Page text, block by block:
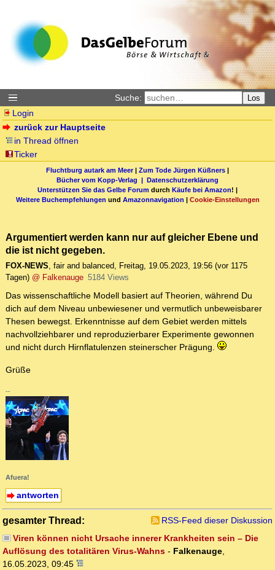
Suche: Los
Login
zurück zur Hauptseite
in Thread öffnen
Ticker
Fluchtburg autark am Meer| Zum Tode Jürgen Küßners |
Bücher vom Kopp-Verlag | Datenschutzerklärung
Unterstützen Sie das Gelbe Forum durch Käufe bei Amazon! |
Weitere Buchempfehlungen und Amazonnavigation | Cookie-Einstellungen
Argumentiert werden kann nur auf gleicher Ebene und
die ist nicht gegeben.
FOX-NEWS, fair and balanced, Freitag, 19.05.2023, 19:56 (vor 1175
Tagen) @ Falkenauge 5184 Views
Das wissenschaftliche Modell basiert auf Theorien, während Du
dich auf dem Niveau unbewiesener und vermutlich unbeweisbarer
Thesen bewegst. Erkenntnisse auf dem Gebiet werden mittels
nachvollziehbarer und reproduzierbarer Experimente gewonnen
und nicht durch Hirnflatulenzen steinerscher Prägung.
Grüße
--
Afuera!
antworten
gesamter Thread:
RSS-Feed dieser Diskussion
Viren können nicht Ursache innerer Krankheiten sein – Die
Auflösung des totalitären Virus-Wahns - Falkenauge
16.05.2023, 09:45